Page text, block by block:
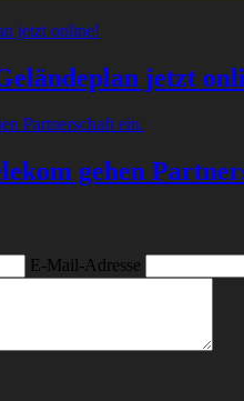
jetzt
gehen
E-Mail-Adresse